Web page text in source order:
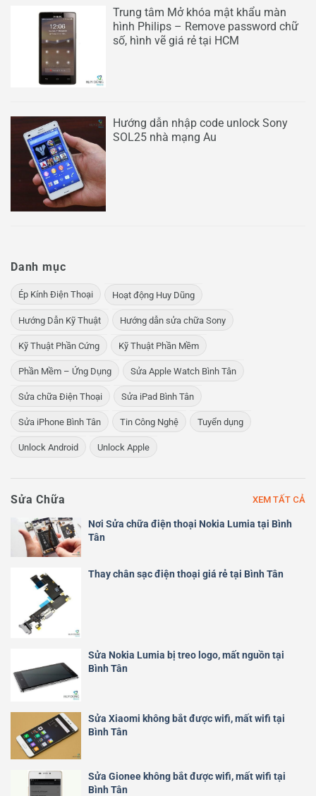
Trung tâm Mở khóa mật khẩu màn
hình Philips – Remove password chữ
số, hình vẽ giá rẻ tại HCM
Hướng dẫn nhập code unlock Sony
SOL25 nhà mạng Au
Danh mục
Ép Kính Điện Thoại Hoạt động Huy Dũng
Hướng Dẫn Kỹ Thuật Hướng dẫn sửa chữa Sony
Kỹ Thuật Phần Cứng Kỹ Thuật Phần Mềm
Phần Mềm – Ứng Dụng Sửa Apple Watch Bình Tân
Sửa chữa Điện Thoại Sửa iPad Bình Tân
Sửa iPhone Bình Tân Tin Công Nghệ Tuyển dụng
Unlock Android Unlock Apple
Sửa Chữa XEM TẤT CẢ
Nơi Sửa chữa điện thoại Nokia Lumia tại Bình
Tân
Thay chân sạc điện thoại giá rẻ tại Bình Tân
Sửa Nokia Lumia bị treo logo, mất nguồn tại
Bình Tân
Sửa Xiaomi không bắt được wifi, mất wifi tại
Bình Tân
Sửa Gionee không bắt được wifi, mất wifi tại
Bình Tân